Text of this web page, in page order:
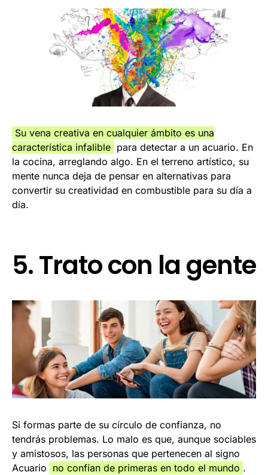
Su vena creativa en cualquier ámbito es una
característica infalible para detectar a un acuario. En
la cocina, arreglando algo. En el terreno artístico, su
mente nunca deja de pensar en alternativas para
convertir su creatividad en combustible para su día a
día.
5. Trato con la gente
Si formas parte de su círculo de confianza, no
tendrás problemas. Lo malo es que, aunque sociables
y amistosos, las personas que pertenecen al signo
Acuario no confían de primeras en todo el mundo .